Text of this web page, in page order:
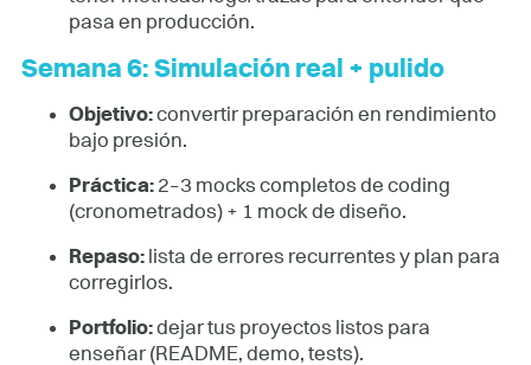
pasa en producción.
Semana 6: Simulación real + pulido
Objetivo:convertir preparación en rendimiento
bajo presión.
Práctica: 2–3 mocks completos de coding
(cronometrados) + 1 mock de diseño.
Repaso: lista de errores recurrentes y plan para
corregirlos.
Portfolio:dejar tus proyectos listos para
enseñar (README, demo, tests).